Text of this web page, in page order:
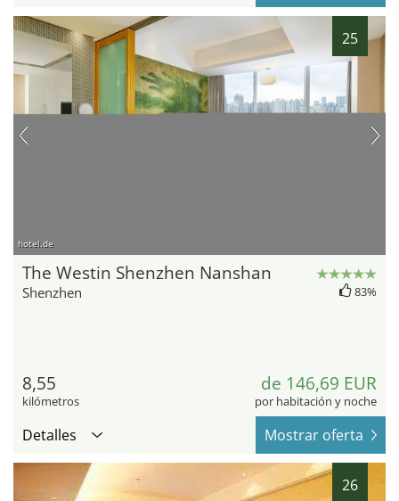
25
hotel.de
The Westin Shenzhen Nanshan
Shenzhen 83%
8,55
kilómetros
de 146,69 EUR
por habitación y noche
Detalles Mostrar oferta
26